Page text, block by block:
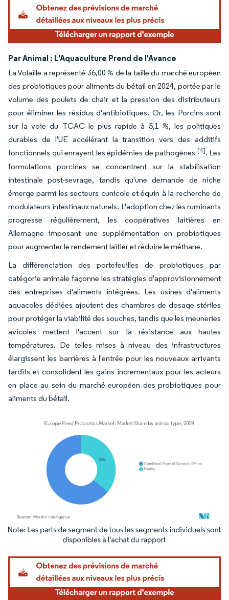
Par Animal : L'Aquaculture Prend de l'Avance
La Volaille a représenté 36,00 % de la taille du marché européen
des probiotiques pour aliments du bétail en 2024, portée par le
volume des poulets de chair et la pression des distributeurs
pour éliminer les résidus d'antibiotiques. Or, les Porcins sont
sur la voie du TCAC le plus rapide à 5,1 %, les politiques
durables de l'UE accélérant la transition vers des additifs
fonctionnels qui enrayent les épidémies de pathogènes [4]. Les
formulations porcines se concentrent sur la stabilisation
intestinale post-sevrage, tandis qu'une demande de niche
émerge parmi les secteurs cunicole et équin à la recherche de
modulateurs intestinaux naturels. L'adoption chez les ruminants
progresse régulièrement, les coopératives laitières en
Allemagne imposant une supplémentation en probiotiques
pour augmenter le rendement laitier et réduire le méthane.
La différenciation des portefeuilles de probiotiques par
catégorie animale façonne les stratégies d'approvisionnement
des entreprises d'aliments intégrées. Les usines d'aliments
aquacoles dédiées ajoutent des chambres de dosage stériles
pour protéger la viabilité des souches, tandis que les meuneries
avicoles mettent l'accent sur la résistance aux hautes
températures. De telles mises à niveau des infrastructures
élargissent les barrières à l'entrée pour les nouveaux arrivants
tardifs et consolident les gains incrementaux pour les acteurs
en place au sein du marché européen des probiotiques pour
aliments du bétail.
Image © Mordor Intelligence. La réutilisation nécessite une attribution sous CC BY